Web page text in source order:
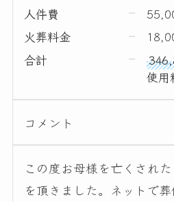
人件費
火葬料金
合計
使用
コメント
この度お母様を亡くされ
を頂きました。ネットで